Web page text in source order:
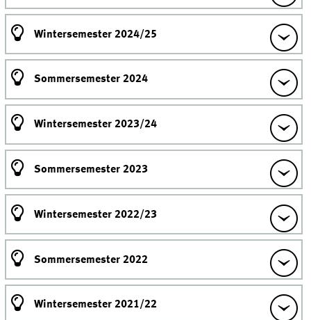
Wintersemester 2024/25
Sommersemester 2024
Wintersemester 2023/24
Sommersemester 2023
Wintersemester 2022/23
Sommersemester 2022
Wintersemester 2021/22